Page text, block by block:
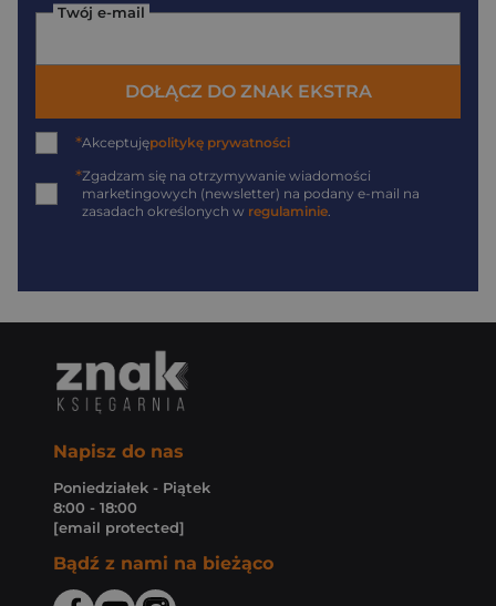
Twój e-mail
DOŁĄCZ DO ZNAK EKSTRA
*Akceptujępolitykę prywatności
*Zgadzam się na otrzymywanie wiadomości
marketingowych (newsletter) na podany e-mail na
zasadach określonych w regulaminie
Napisz do nas
Poniedziałek - Piątek
8:00 - 18:00
[email protected]
Bądź z nami na bieżąco